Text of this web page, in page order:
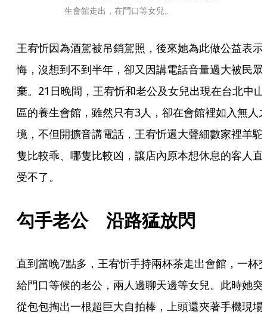
生會館走出，在門口等女兒。
王宥忻因為酒駕被吊銷駕照，後來她為此做公益表示
悔，沒想到不到半年，卻又因講電話音量過大被民眾
棄。21日晚間，王宥忻和老公及女兒出現在台北中山
區的養生會館，雖然只有3人，卻在會館裡如入無人
境，不但開擴音講電話，王宥忻還大聲細數家裡羊駝
隻比較乖、哪隻比較凶，讓店內原本想休息的客人直
受不了。
勾手老公　沿路猛放閃
直到當晚7點多，王宥忻手持兩杯茶走出會館，一杯
給門口等候的老公，兩人邊聊天邊等女兒。此時她突
從包包掏出一根超巨大自拍棒，上頭還夾著手機現場